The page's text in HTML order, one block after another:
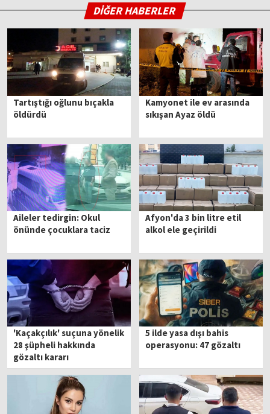
DİĞER HABERLER
Tartıştığı oğlunu bıçakla
öldürdü
Kamyonet ile ev arasında
sıkışan Ayaz öldü
Aileler tedirgin: Okul
önünde çocuklara taciz
Afyon'da 3 bin litre etil
alkol ele geçirildi
'Kaçakçılık' suçuna yönelik
28 şüpheli hakkında
gözaltı kararı
5 ilde yasa dışı bahis
operasyonu: 47 gözaltı